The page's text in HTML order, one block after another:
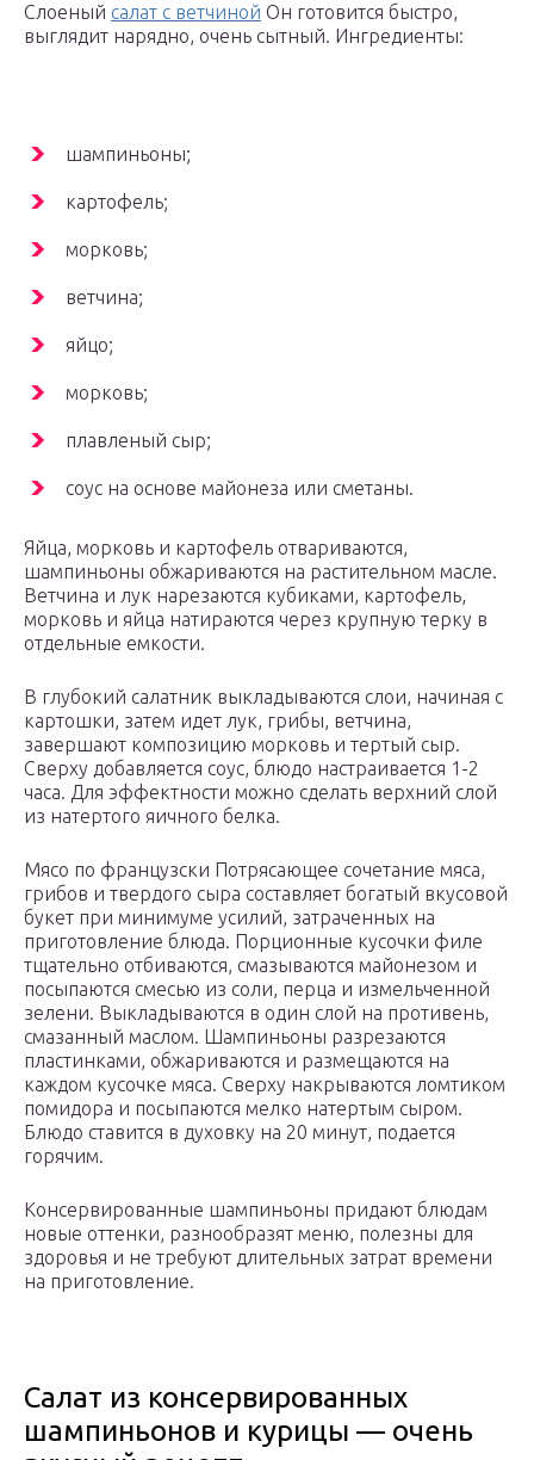
Слоеный салат с ветчиной Он готовится быстро,
выглядит нарядно, очень сытный. Ингредиенты:
шампиньоны;
картофель;
морковь;
ветчина;
яйцо;
морковь;
плавленый сыр;
соус на основе майонеза или сметаны.
Яйца, морковь и картофель отвариваются,
шампиньоны обжариваются на растительном масле.
Ветчина и лук нарезаются кубиками, картофель,
морковь и яйца натираются через крупную терку в
отдельные емкости.
В глубокий салатник выкладываются слои, начиная с
картошки, затем идет лук, грибы, ветчина,
завершают композицию морковь и тертый сыр.
Сверху добавляется соус, блюдо настраивается 1-2
часа. Для эффектности можно сделать верхний слой
из натертого яичного белка.
Мясо по французски Потрясающее сочетание мяса,
грибов и твердого сыра составляет богатый вкусовой
букет при минимуме усилий, затраченных на
приготовление блюда. Порционные кусочки филе
тщательно отбиваются, смазываются майонезом и
посыпаются смесью из соли, перца и измельченной
зелени. Выкладываются в один слой на противень,
смазанный маслом. Шампиньоны разрезаются
пластинками, обжариваются и размещаются на
каждом кусочке мяса. Сверху накрываются ломтиком
помидора и посыпаются мелко натертым сыром.
Блюдо ставится в духовку на 20 минут, подается
горячим.
Консервированные шампиньоны придают блюдам
новые оттенки, разнообразят меню, полезны для
здоровья и не требуют длительных затрат времени
на приготовление.
Салат из консервированных
шампиньонов и курицы — очень